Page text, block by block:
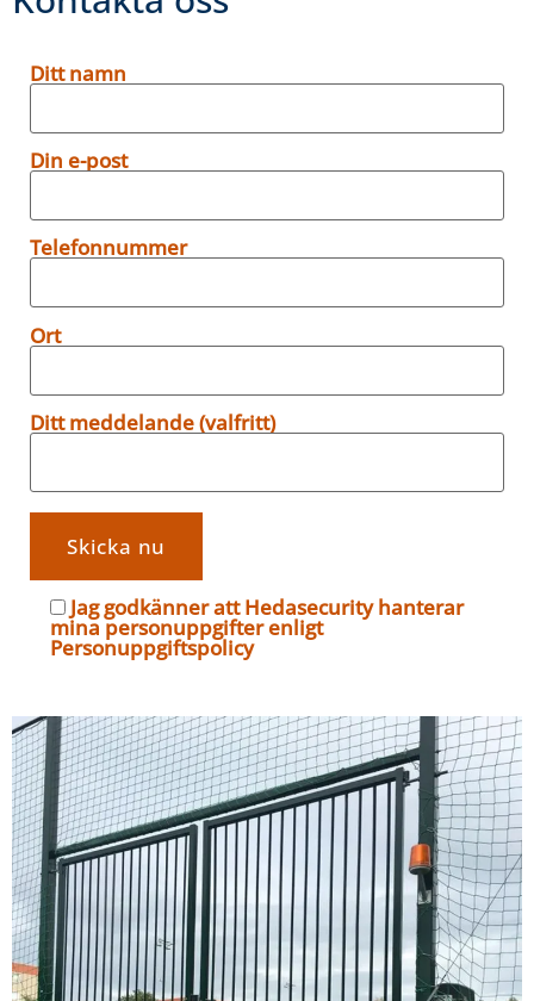
Ditt namn
Din e-post
Telefonnummer
Ort
Ditt meddelande (valfritt)
Jag godkänner att Hedasecurity hanterar
mina personuppgifter enligt
Personuppgiftspolicy